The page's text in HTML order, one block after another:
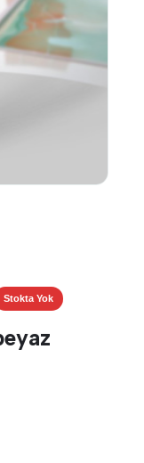
Stokta Yok